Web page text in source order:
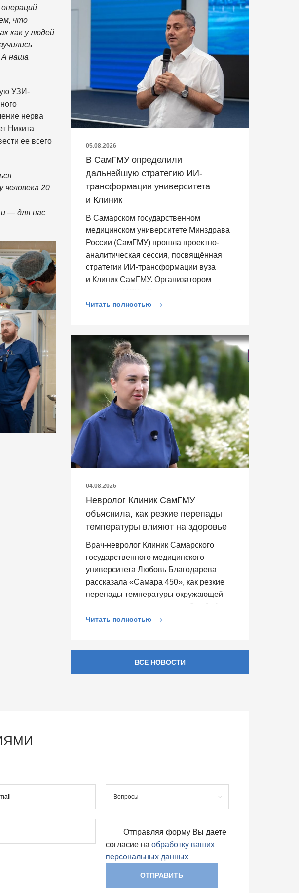
что
как у людей
А наша
УЗИ-
нерва
Никита
ее всего
человека 20
— для нас
05.08.2026
В СамГМУ определили
дальнейшую стратегию ИИ-
трансформации университета
и Клиник
В Самарском государственном
медицинском университете Минздрава
России (СамГМУ) прошла проектно-
аналитическая сессия, посвящённая
стратегии ИИ-трансформации вуза
и Клиник СамГМУ. Организатором
Читать полностью
04.08.2026
Невролог Клиник СамГМУ
объяснила, как резкие перепады
температуры влияют на здоровье
Врач-невролог Клиник Самарского
государственного медицинского
университета Любовь Благодарева
рассказала «Самара 450», как резкие
перепады температуры окружающей
Читать полностью
ВСЕ НОВОСТИ
Вопросы
Отправляя форму Вы даете
согласие на обработку ваших
персональных данных
ОТПРАВИТЬ